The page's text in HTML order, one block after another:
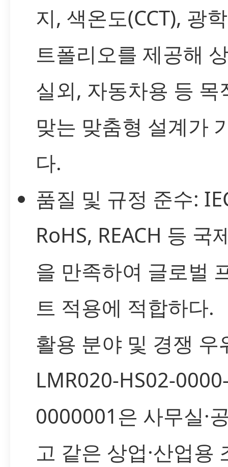
지, 색온도(CCT), 광
트폴리오를 제공해
실외, 자동차용 등 목
맞는 맞춤형 설계가
다.
품질 및 규정 준수:
RoHS, REACH 등 국
을 만족하여 글로벌
트 적용에 적합하다.
활용 분야 및 경쟁 우
LMR020-HS02-
0000001은 사무실·
고 같은 상업·산업용